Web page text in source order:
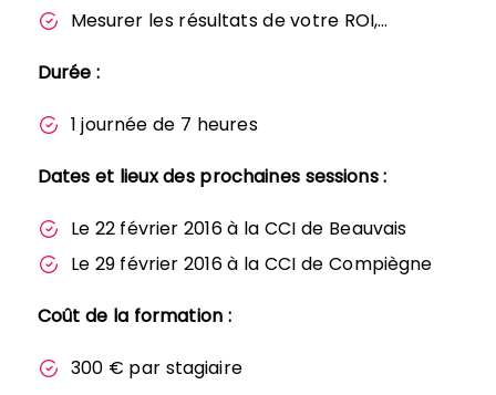
Mesurer les résultats de votre ROI,…
Durée :
1 journée de 7 heures
Dates et lieux des prochaines sessions :
Le 22 février 2016 à la CCI de Beauvais
Le 29 février 2016 à la CCI de Compiègne
Coût de la formation :
300 € par stagiaire